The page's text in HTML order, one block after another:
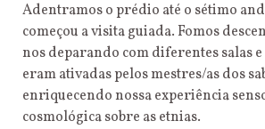
Adentramos o prédio até o sétimo
começou a visita guiada. Fomos
nos deparando com diferentes salas e
eram ativadas pelos mestres/as dos
enriquecendo nossa experiência
cosmológica sobre as etnias.